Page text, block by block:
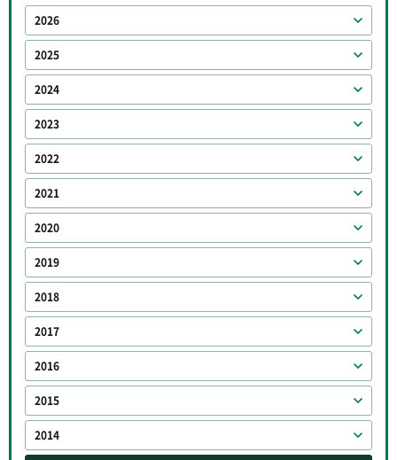
2026
2025
2024
2023
2022
2021
2020
2019
2018
2017
2016
2015
2014